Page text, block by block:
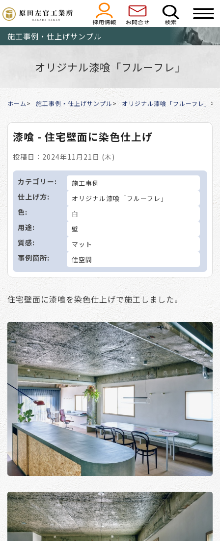
施工事例・仕上げサンプル
オリジナル漆喰「フルーフレ」
ホーム 施工事例・仕上げサンプル オリジナル漆喰「フルーフレ」
漆喰 - 住宅壁面に染色仕上げ
投稿日：2024年11月21日 (木)
カテゴリー: 施工事例
仕上げ方: オリジナル漆喰「フルーフレ」
色: 白
用途: 壁
質感: マット
事例箇所: 住空間
住宅壁面に漆喰を染色仕上げで施工しました。